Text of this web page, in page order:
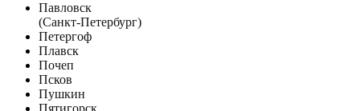
Павловск
(Санкт-Петербург)
Петергоф
Плавск
Почеп
Псков
Пушкин